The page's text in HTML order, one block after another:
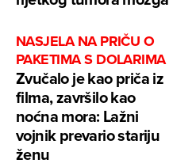
NASJELA NA PRIČU O
PAKETIMA S DOLARIMA
Zvučalo je kao priča iz
filma, završilo kao
noćna mora: Lažni
vojnik prevario stariju
ženu